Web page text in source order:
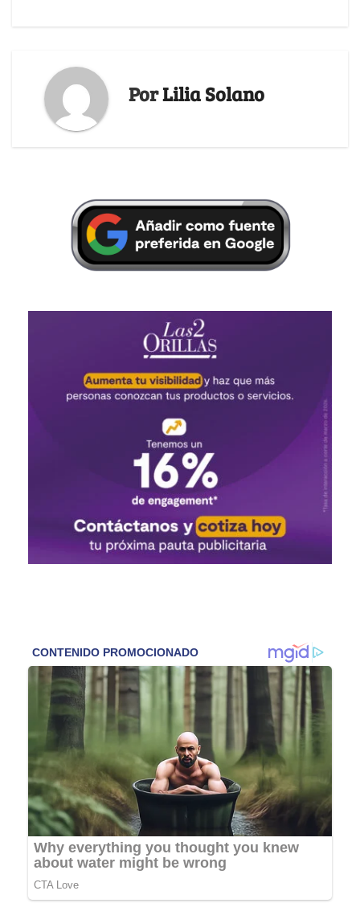
PorLilia Solano